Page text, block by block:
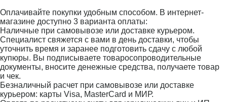
Оплачивайте покупки удобным способом. В интернет-
магазине доступно 3 варианта оплаты:
Наличные при самовывозе или доставке курьером.
Специалист свяжется с вами в день доставки, чтобы
уточнить время и заранее подготовить сдачу с любой
купюры. Вы подписываете товаросопроводительные
документы, вносите денежные средства, получаете товар
и чек.
Безналичный расчет при самовывозе или доставке
курьером: карты Visa, MasterCard и МИР.